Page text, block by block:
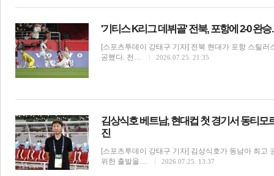
'기티스 K리그 데뷔골' 전북, 포항에 2-0 완
[스포츠투데이 강태구 기자] 전북 현대가 포항 스틸
공했다. 전…
2026.07.25. 21:35
김상식호 베트남, 현대컵 첫 경기서 동티모
진
[스포츠투데이 강태구 기자] 김상식호가 동남아 최고
위한 출발을…
2026.07.25. 13:37